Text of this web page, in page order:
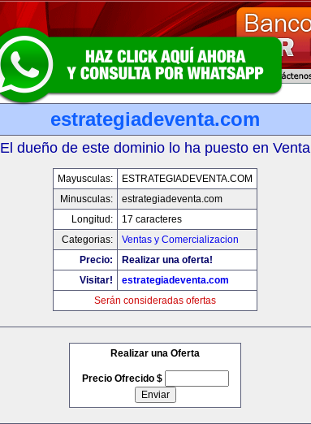
estrategiadeventa.com
El dueño de este dominio lo ha puesto en Venta
Mayusculas:
ESTRATEGIADEVENTA.COM
Minusculas:
estrategiadeventa.com
Longitud:
17 caracteres
Categorias:
Ventas y Comercializacion
Precio:
Realizar una oferta!
Visitar!
estrategiadeventa.com
Serán consideradas ofertas
Realizar una Oferta
Precio Ofrecido $